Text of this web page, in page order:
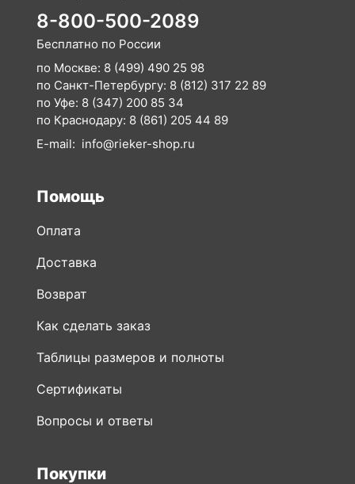
8-800-500-2089
Бесплатно по России
по Москве: 8 (499) 490 25 98
по Санкт-Петербургу: 8 (812) 317 22 89
по Уфе: 8 (347) 200 85 34
по Краснодару: 8 (861) 205 44 89
E-mail: info@rieker-shop.ru
Помощь
Оплата
Доставка
Возврат
Как сделать заказ
Таблицы размеров и полноты
Сертификаты
Вопросы и ответы
Покупки